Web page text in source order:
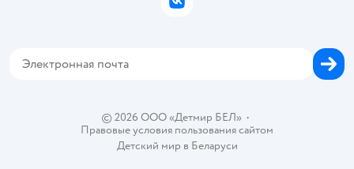
© 2026 ООО «Детмир БЕЛ»•
Правовые условия пользования сайтом
Детский мир в Беларуси
ВКонтакте